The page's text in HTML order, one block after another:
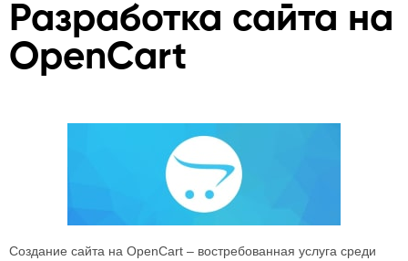
Разработка сайта на
OpenCart
Создание сайта на OpenCart – востребованная услуга среди